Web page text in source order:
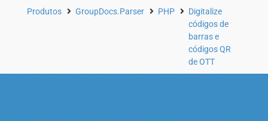
Produtos GroupDocs.Parser PHP
Digitalize
códigos de
barras e
códigos QR
de OTT